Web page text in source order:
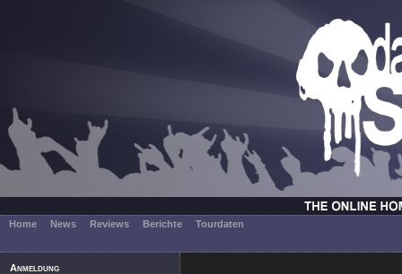
Home News Reviews Berichte Tourdaten
Anmeldung